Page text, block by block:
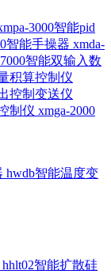
3000智能pid
智能手操器 xmda-
智能双输入数
积算控制仪
控制变送仪
制仪 xmga-2000
hwdb智能温度变
hhlt02智能扩散硅